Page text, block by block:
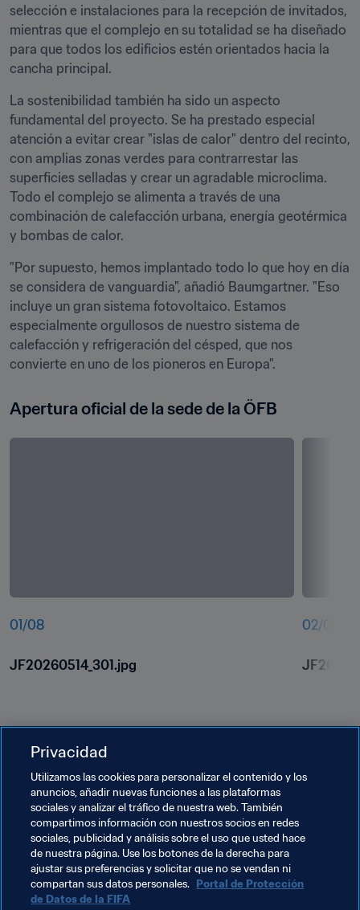
selección e instalaciones para la recepción de invitados,
mientras que el complejo en su totalidad se ha diseñado
para que todos los edificios estén orientados hacia la
cancha principal.
La sostenibilidad también ha sido un aspecto
fundamental del proyecto. Se ha prestado especial
atención a evitar crear "islas de calor" dentro del recinto,
con amplias zonas verdes para contrarrestar las
superficies selladas y crear un agradable microclima.
Todo el complejo se alimenta a través de una
combinación de calefacción urbana, energía geotérmica
y bombas de calor.
"Por supuesto, hemos implantado todo lo que hoy en día
se considera de vanguardia", añadió Baumgartner. "Eso
incluye un gran sistema fotovoltaico. Estamos
especialmente orgullosos de nuestro sistema de
calefacción y refrigeración del césped, que nos
convierte en uno de los pioneros en Europa".
Apertura oficial de la sede de la ÖFB
01 /08
JF20260514_301.jpg
02/08
Temas relacionados
Programa Forward de la FIFA Austria UEFA
Privacidad
Utilizamos las cookies para personalizar el contenido y los
anuncios, añadir nuevas funciones a las plataformas
sociales y analizar el tráfico de nuestra web. También
compartimos información con nuestros socios en redes
sociales, publicidad y análisis sobre el uso que usted hace
de nuestra página. Use los botones de la derecha para
ajustar sus preferencias y solicitar que no se vendan ni
compartan sus datos personales. Portal de Protección
de Datos de la FIFA